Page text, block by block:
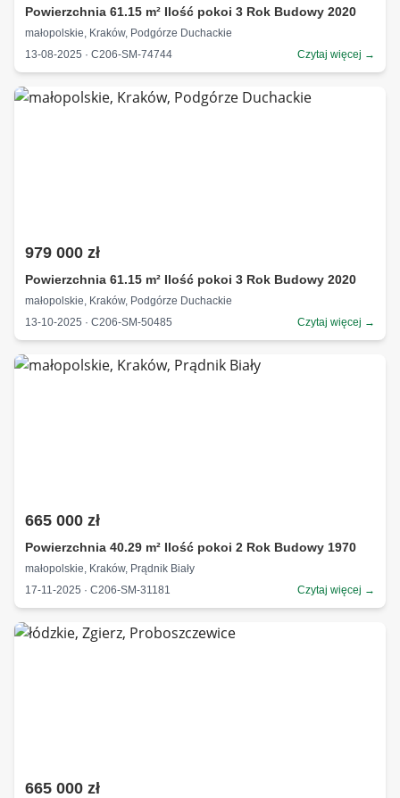
Powierzchnia 61.15 m² Ilość pokoi 3 Rok Budowy 2020
małopolskie, Kraków, Podgórze Duchackie
13-08-2025 · C206-SM-74744
Czytaj więcej →
979 000 zł
Powierzchnia 61.15 m² Ilość pokoi 3 Rok Budowy 2020
małopolskie, Kraków, Podgórze Duchackie
13-10-2025 · C206-SM-50485
Czytaj więcej →
665 000 zł
Powierzchnia 40.29 m² Ilość pokoi 2 Rok Budowy 1970
małopolskie, Kraków, Prądnik Biały
17-11-2025 · C206-SM-31181
Czytaj więcej →
665 000 zł